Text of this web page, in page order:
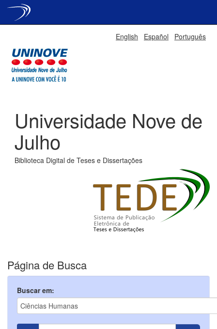
English Español Português
Universidade Nove de
Julho
Biblioteca Digital de Teses e Dissertações
Página de Busca
Buscar em: